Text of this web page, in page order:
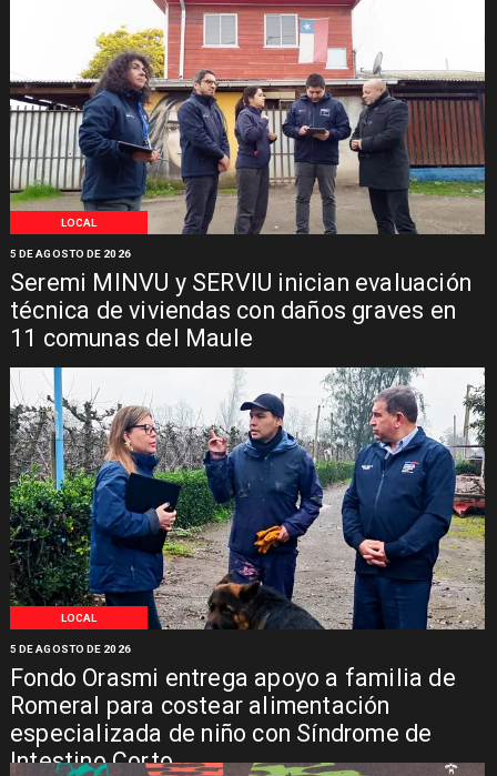
LOCAL
Seremi MINVU y SERVIU inician evaluación
técnica de viviendas con daños graves en
11 comunas del Maule
5 DE AGOSTO DE 2026
LOCAL
Fondo Orasmi entrega apoyo a familia de
Romeral para costear alimentación
especializada de niño con Síndrome de
Intestino Corto
5 DE AGOSTO DE 2026